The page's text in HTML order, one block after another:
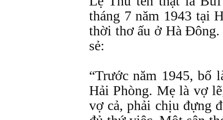
tháng 7 năm 1943 tại
thời thơ ấu ở Hà Đông.
sẻ:
“Trước năm 1945, bố
Hải Phòng. Mẹ là vợ
vợ cả, phải chịu đựng